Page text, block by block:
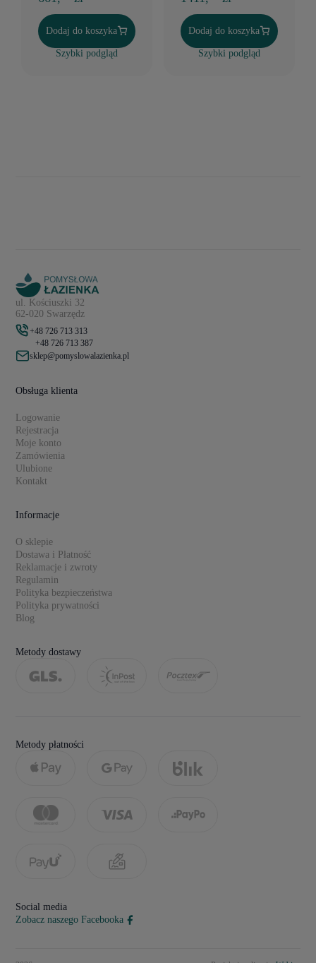
Dodaj do koszyka
Szybki podgląd
Dodaj do koszyka
Szybki podgląd
ul. Kościuszki 32
62-020 Swarzędz
+48 726 713 313
+48 726 713 387
sklep@pomyslowalazienka.pl
Obsługa klienta
Logowanie
Rejestracja
Moje konto
Zamówienia
Ulubione
Kontakt
Informacje
O sklepie
Dostawa i Płatność
Reklamacje i zwroty
Regulamin
Polityka bezpieczeństwa
Polityka prywatności
Blog
Metody dostawy
Metody płatności
Social media
Zobacz naszego Facebooka